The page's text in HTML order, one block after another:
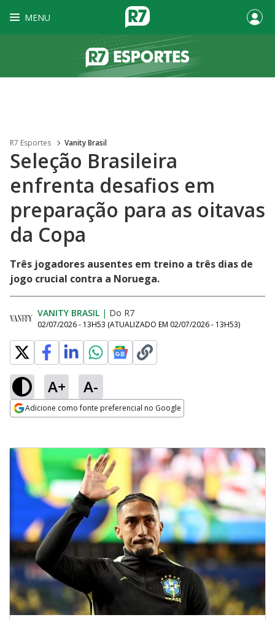
MENU
R7 Esportes Vanity Brasil
Seleção Brasileira
enfrenta desafios em
preparação para as oitavas
da Copa
Três jogadores ausentes em treino a três dias de
jogo crucial contra a Noruega.
VANITY BRASIL | Do R7
02/07/2026 - 13H53 (ATUALIZADO EM 02/07/2026 - 13H53)
A+ A-
Adicione como fonte preferencial no Google